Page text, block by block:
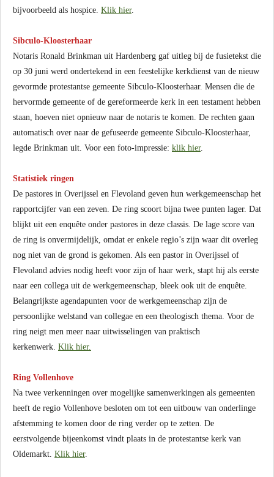
bijvoorbeeld als hospice. Klik hier.
Sibculo-Kloosterhaar
Notaris Ronald Brinkman uit Hardenberg gaf uitleg bij de fusietekst die
op 30 juni werd ondertekend in een feestelijke kerkdienst van de nieuw
gevormde protestantse gemeente Sibculo-Kloosterhaar. Mensen die de
hervormde gemeente of de gereformeerde kerk in een testament hebben
staan, hoeven niet opnieuw naar de notaris te komen. De rechten gaan
automatisch over naar de gefuseerde gemeente Sibculo-Kloosterhaar,
legde Brinkman uit. Voor een foto-impressie: klik hier.
Statistiek ringen
De pastores in Overijssel en Flevoland geven hun werkgemeenschap het
rapportcijfer van een zeven. De ring scoort bijna twee punten lager. Dat
blijkt uit een enquête onder pastores in deze classis. De lage score van
de ring is onvermijdelijk, omdat er enkele regio’s zijn waar dit overleg
nog niet van de grond is gekomen. Als een pastor in Overijssel of
Flevoland advies nodig heeft voor zijn of haar werk, stapt hij als eerste
naar een collega uit de werkgemeenschap, bleek ook uit de enquête.
Belangrijkste agendapunten voor de werkgemeenschap zijn de
persoonlijke welstand van collegae en een theologisch thema. Voor de
ring neigt men meer naar uitwisselingen van praktisch
kerkenwerk. Klik hier.
Ring Vollenhove
Na twee verkenningen over mogelijke samenwerkingen als gemeenten
heeft de regio Vollenhove besloten om tot een uitbouw van onderlinge
afstemming te komen door de ring verder op te zetten. De
eerstvolgende bijeenkomst vindt plaats in de protestantse kerk van
Oldemarkt. Klik hier.